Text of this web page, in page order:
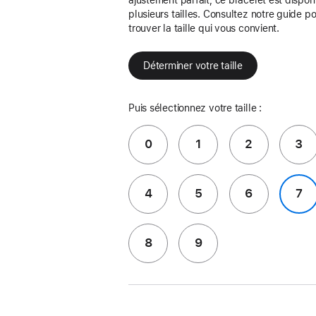
plusieurs tailles. Consultez notre guide
trouver la taille qui vous convient.
Déterminer votre taille
Puis sélectionnez votre taille :
0 1 2 3
4 5 6 7
8 9